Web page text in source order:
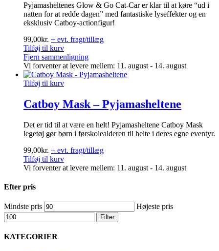
Pyjamasheltenes Glow & Go Cat-Car er klar til at køre “ud i
natten for at redde dagen” med fantastiske lyseffekter og en
eksklusiv Catboy-actionfigur!
99,00kr. + evt. fragt/tillæg
Tilføj til kurv
Fjern sammenligning
Vi forventer at levere mellem: 11. august - 14. august
Tilføj til kurv
Catboy Mask – Pyjamasheltene
Det er tid til at være en helt! Pyjamasheltene Catboy Mask
legetøj gør børn i førskolealderen til helte i deres egne eventyr.
99,00kr. + evt. fragt/tillæg
Tilføj til kurv
Vi forventer at levere mellem: 11. august - 14. august
Efter pris
Mindste pris Højeste pris
Filter
KATEGORIER